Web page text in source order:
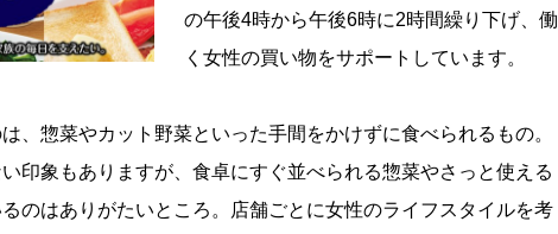
の午後4時から午後6時に2時間繰り下げ、働
く女性の買い物をサポートしています。
、惣菜やカット野菜といった手間をかけずに食べられるもの。
印象もありますが、食卓にすぐ並べられる惣菜やさっと使える
のはありがたいところ。店舗ごとに女性のライフスタイルを考